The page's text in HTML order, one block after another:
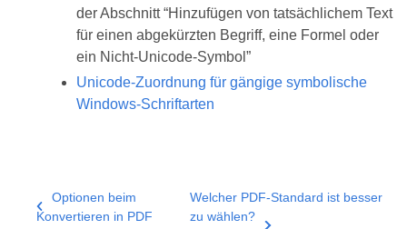
der Abschnitt “Hinzufügen von tatsächlichem Text
für einen abgekürzten Begriff, eine Formel oder
ein Nicht-Unicode-Symbol”
Unicode-Zuordnung für gängige symbolische
Windows-Schriftarten
Optionen beim
Konvertieren in PDF
Welcher PDF-Standard ist besser
zu wählen?